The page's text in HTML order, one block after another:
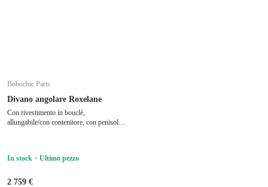
Bobochic Paris
Divano angolare Roxelane
Con rivestimento in bouclé,
allungabile/con contenitore, con penisola a
cm
In stock Ultimo pezzo
2 759 €